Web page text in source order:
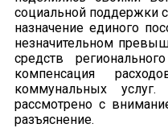
социальной поддержки
назначение единого
незначительном
средств
компенсация
коммунальных
рассмотрено с
разъяснение.